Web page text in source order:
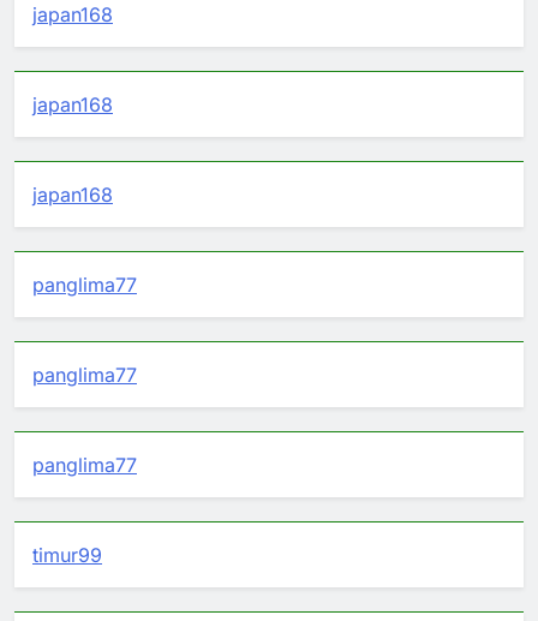
japan168
japan168
japan168
panglima77
panglima77
panglima77
timur99